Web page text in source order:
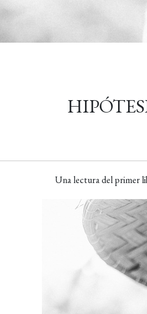
Una lectura del primer